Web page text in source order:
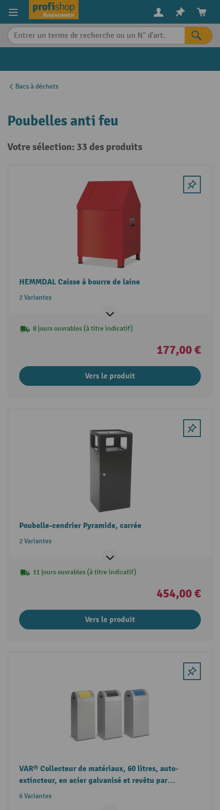
content
Bacs à déchets
Poubelles anti feu
Votre sélection: 33 des produits
HEMMDAL Caisse à bourre de laine
2 Variantes
8 jours ouvrables (à titre indicatif)
177,00 €
Vers le produit
Poubelle-cendrier Pyramide, carrée
2 Variantes
11 jours ouvrables (à titre indicatif)
454,00 €
Vers le produit
VAR® Collecteur de matériaux, 60 litres, auto-
extincteur, en acier galvanisé et revêtu par
poudrage, couvercle rond
6 Variantes